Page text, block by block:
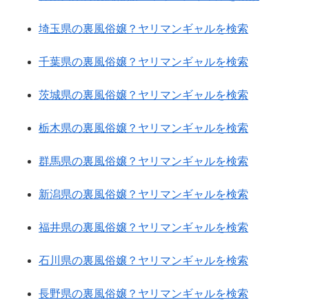
埼玉県の裏風俗嬢？ヤリマンギャルを検索
千葉県の裏風俗嬢？ヤリマンギャルを検索
茨城県の裏風俗嬢？ヤリマンギャルを検索
栃木県の裏風俗嬢？ヤリマンギャルを検索
群馬県の裏風俗嬢？ヤリマンギャルを検索
新潟県の裏風俗嬢？ヤリマンギャルを検索
福井県の裏風俗嬢？ヤリマンギャルを検索
石川県の裏風俗嬢？ヤリマンギャルを検索
長野県の裏風俗嬢？ヤリマンギャルを検索